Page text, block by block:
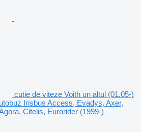
cutie de viteze Voith un altul (01.05-)
Irisbus Access, Evadys, Axer,
Citelis, Eurorider (1999-)